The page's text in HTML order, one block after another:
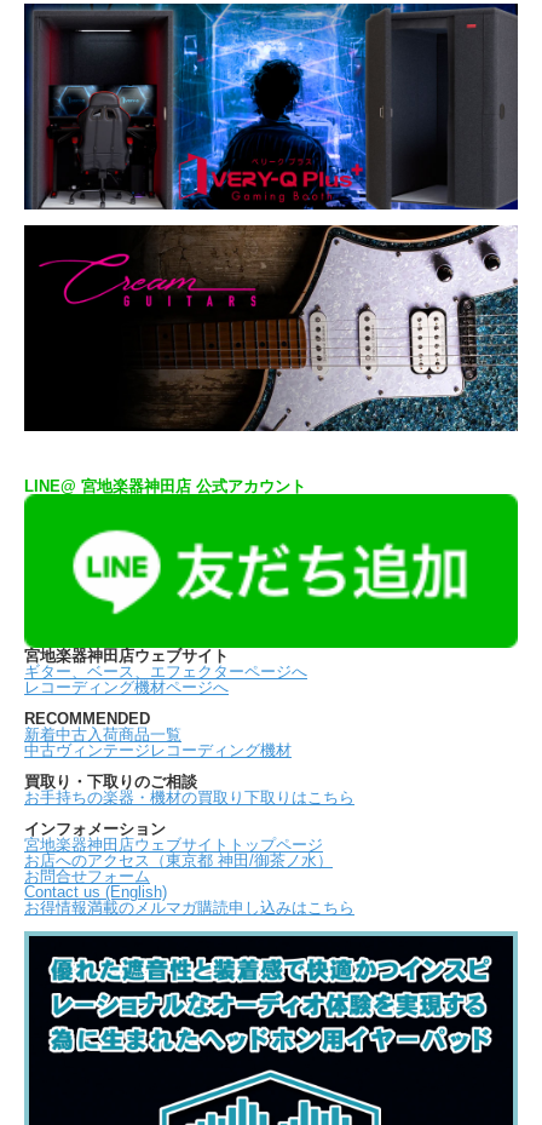
LINE@ 宮地楽器神田店 公式アカウント
宮地楽器神田店ウェブサイト
ギター、ベース、エフェクターページへ
レコーディング機材ページへ
RECOMMENDED
新着中古入荷商品一覧
中古ヴィンテージレコーディング機材
買取り・下取りのご相談
お手持ちの楽器・機材の買取り下取りはこちら
インフォメーション
宮地楽器神田店ウェブサイトトップページ
お店へのアクセス（東京都 神田/御茶ノ水）
お問合せフォーム
Contact us (English)
お得情報満載のメルマガ購読申し込みはこちら